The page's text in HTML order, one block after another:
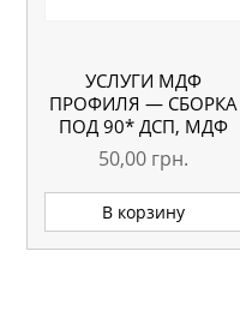
УСЛУГИ МДФ
ПРОФИЛЯ — СБОРКА
ПОД 90* ДСП, МДФ
ДО 2000 ММ
50,00 грн.
В корзину